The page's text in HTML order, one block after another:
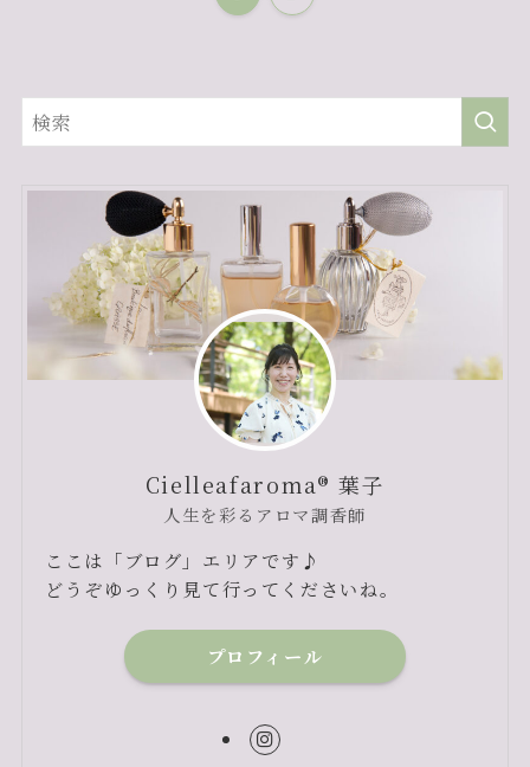
Cielleafaroma® 葉子
人生を彩るアロマ調香師
ここは「ブログ」エリアです♪
どうぞゆっくり見て行ってくださいね。
プロフィール